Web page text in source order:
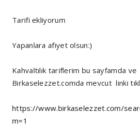
Tarifi ekliyorum
Yapanlara afiyet olsun:)
Kahvaltılık tariflerim bu sayfamda ve
Birkaselezzet.comda mevcut linki
https://www.birkaselezzet.com/
m=1